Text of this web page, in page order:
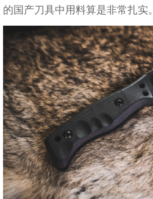
的国产刀具中用料算是非常扎实。